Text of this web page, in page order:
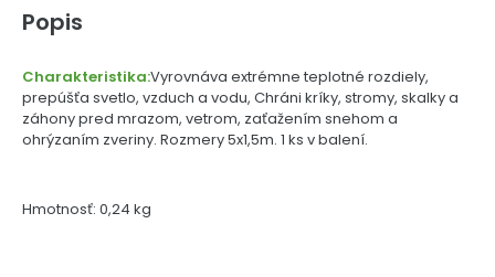
Popis
Charakteristika:Vyrovnáva extrémne teplotné rozdiely,
prepúšťa svetlo, vzduch a vodu, Chráni kríky, stromy, skalky a
záhony pred mrazom, vetrom, zaťažením snehom a
ohrýzaním zveriny. Rozmery 5x1,5m. 1 ks v balení.
Hmotnosť: 0,24 kg